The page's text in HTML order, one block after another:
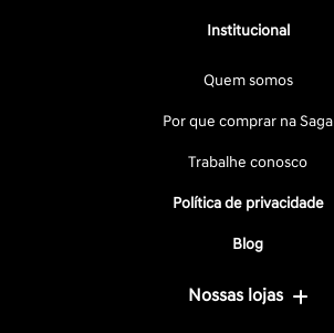
Institucional
Quem somos
Por que comprar na Saga
Trabalhe conosco
Política de privacidade
Blog
Nossas lojas